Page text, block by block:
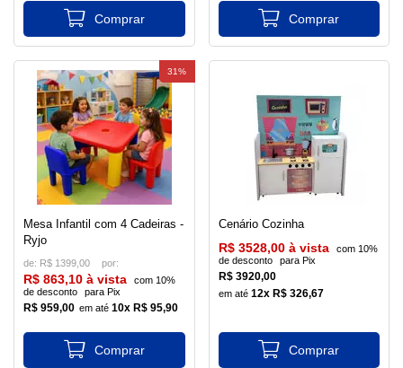
Mesa Infantil com 4 Cadeiras -
Ryjo
de: R$ 1399,00
R$ 959,00 10x R$ 95,90
R$ 863,10 à vista
com 10%
de desconto
para Pix
31%
Cenário Cozinha
R$ 3920,00
12x R$ 326,67
R$ 3528,00 à vista
com 10%
de desconto
para Pix